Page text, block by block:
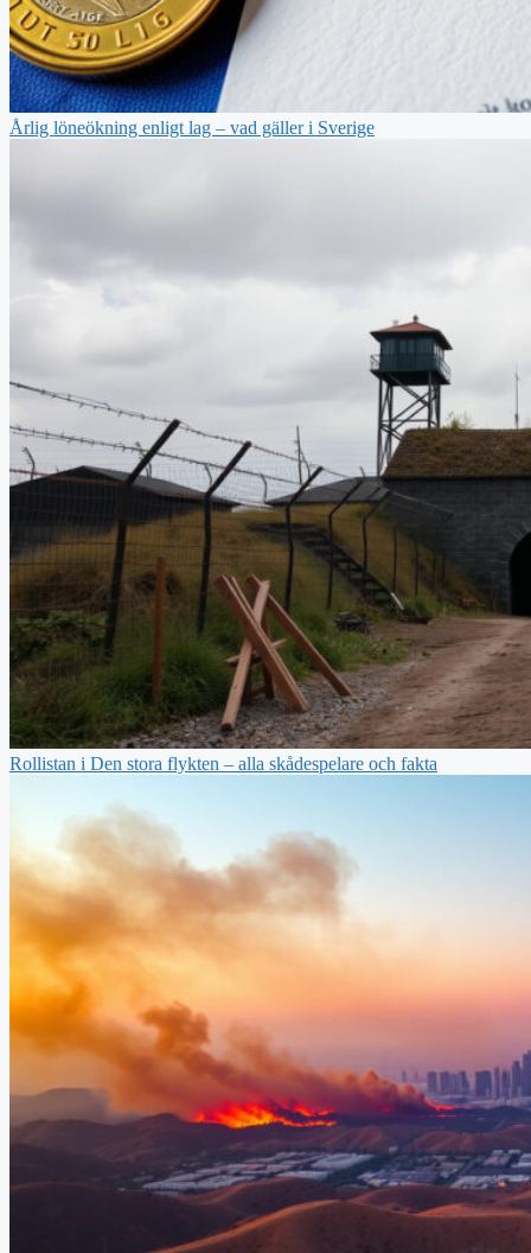
Årlig löneökning enligt lag – vad gäller i Sverige
Rollistan i Den stora flykten – alla skådespelare och fakta